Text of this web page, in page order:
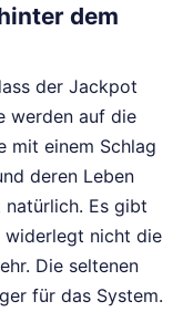
dem
der Jackpot
werden auf die
mit einem Schlag
deren Leben
Es gibt
widerlegt nicht die
Die seltenen
für das System.